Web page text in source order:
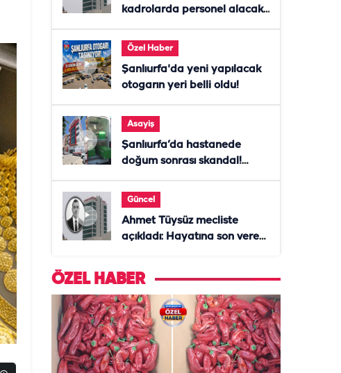
kadrolarda personel alacak!
Özel Haber
Şanlıurfa'da yeni yapılacak
otogarın yeri belli oldu!
Asayiş
Şanlıurfa’da hastanede
doğum sonrası skandal!
Güncel
Ahmet Tüysüz mecliste
açıkladı: Hayatına son veren
ÖZEL HABER